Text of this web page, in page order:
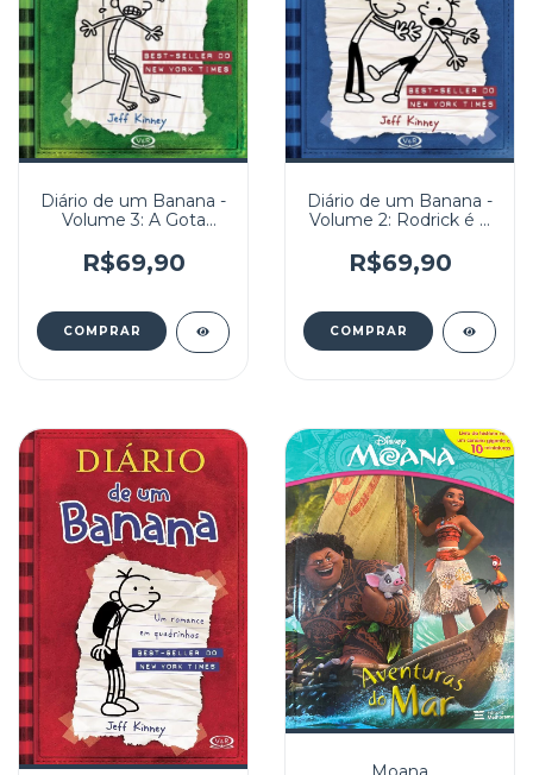
Diário de um Banana -
Volume 3: A Gota
R$69,90
Diário de um Banana -
Volume 2: Rodrick é o
R$69,90